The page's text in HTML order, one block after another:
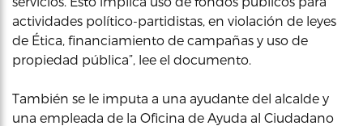
actividades político-partidistas, en violación de leyes
de Ética, financiamiento de campañas y uso de
propiedad pública”, lee el documento.
También se le imputa a una ayudante del alcalde y
una empleada de la Oficina de Ayuda al Ciudadano